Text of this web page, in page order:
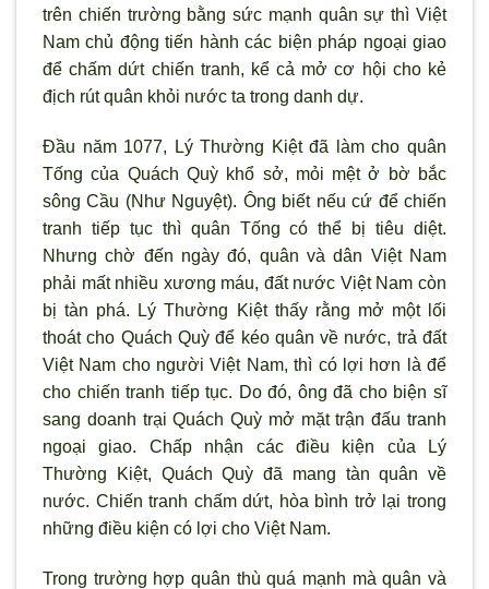
trên chiến trường bằng sức mạnh quân sự thì Việt
Nam chủ động tiến hành các biện pháp ngoại giao
để chấm dứt chiến tranh, kể cả mở cơ hội cho kẻ
địch rút quân khỏi nước ta trong danh dự.
Đầu năm 1077, Lý Thường Kiệt đã làm cho quân
Tống của Quách Quỳ khổ sở, mỏi mệt ở bờ bắc
sông Cầu (Như Nguyệt). Ông biết nếu cứ để chiến
tranh tiếp tục thì quân Tống có thể bị tiêu diệt.
Nhưng chờ đến ngày đó, quân và dân Việt Nam
phải mất nhiều xương máu, đất nước Việt Nam còn
bị tàn phá. Lý Thường Kiệt thấy rằng mở một lối
thoát cho Quách Quỳ để kéo quân về nước, trả đất
Việt Nam cho người Việt Nam, thì có lợi hơn là để
cho chiến tranh tiếp tục. Do đó, ông đã cho biện sĩ
sang doanh trại Quách Quỳ mở mặt trận đấu tranh
ngoại giao. Chấp nhận các điều kiện của Lý
Thường Kiệt, Quách Quỳ đã mang tàn quân về
nước. Chiến tranh chấm dứt, hòa bình trở lại trong
những điều kiện có lợi cho Việt Nam.
Trong trường hợp quân thù quá mạnh mà quân và